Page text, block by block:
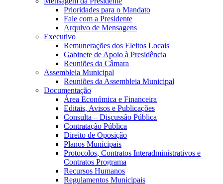
Prioridades para o Mandato
Fale com a Presidente
Arquivo de Mensagens
Executivo
Remunerações dos Eleitos Locais
Gabinete de Apoio à Presidência
Reuniões da Câmara
Assembleia Municipal
Reuniões da Assembleia Municipal
Documentação
Área Económica e Financeira
Editais, Avisos e Publicações
Consulta – Discussão Pública
Contratação Pública
Direito de Oposição
Planos Municipais
Protocolos, Contratos Interadministrativos e
Contratos Programa
Recursos Humanos
Regulamentos Municipais